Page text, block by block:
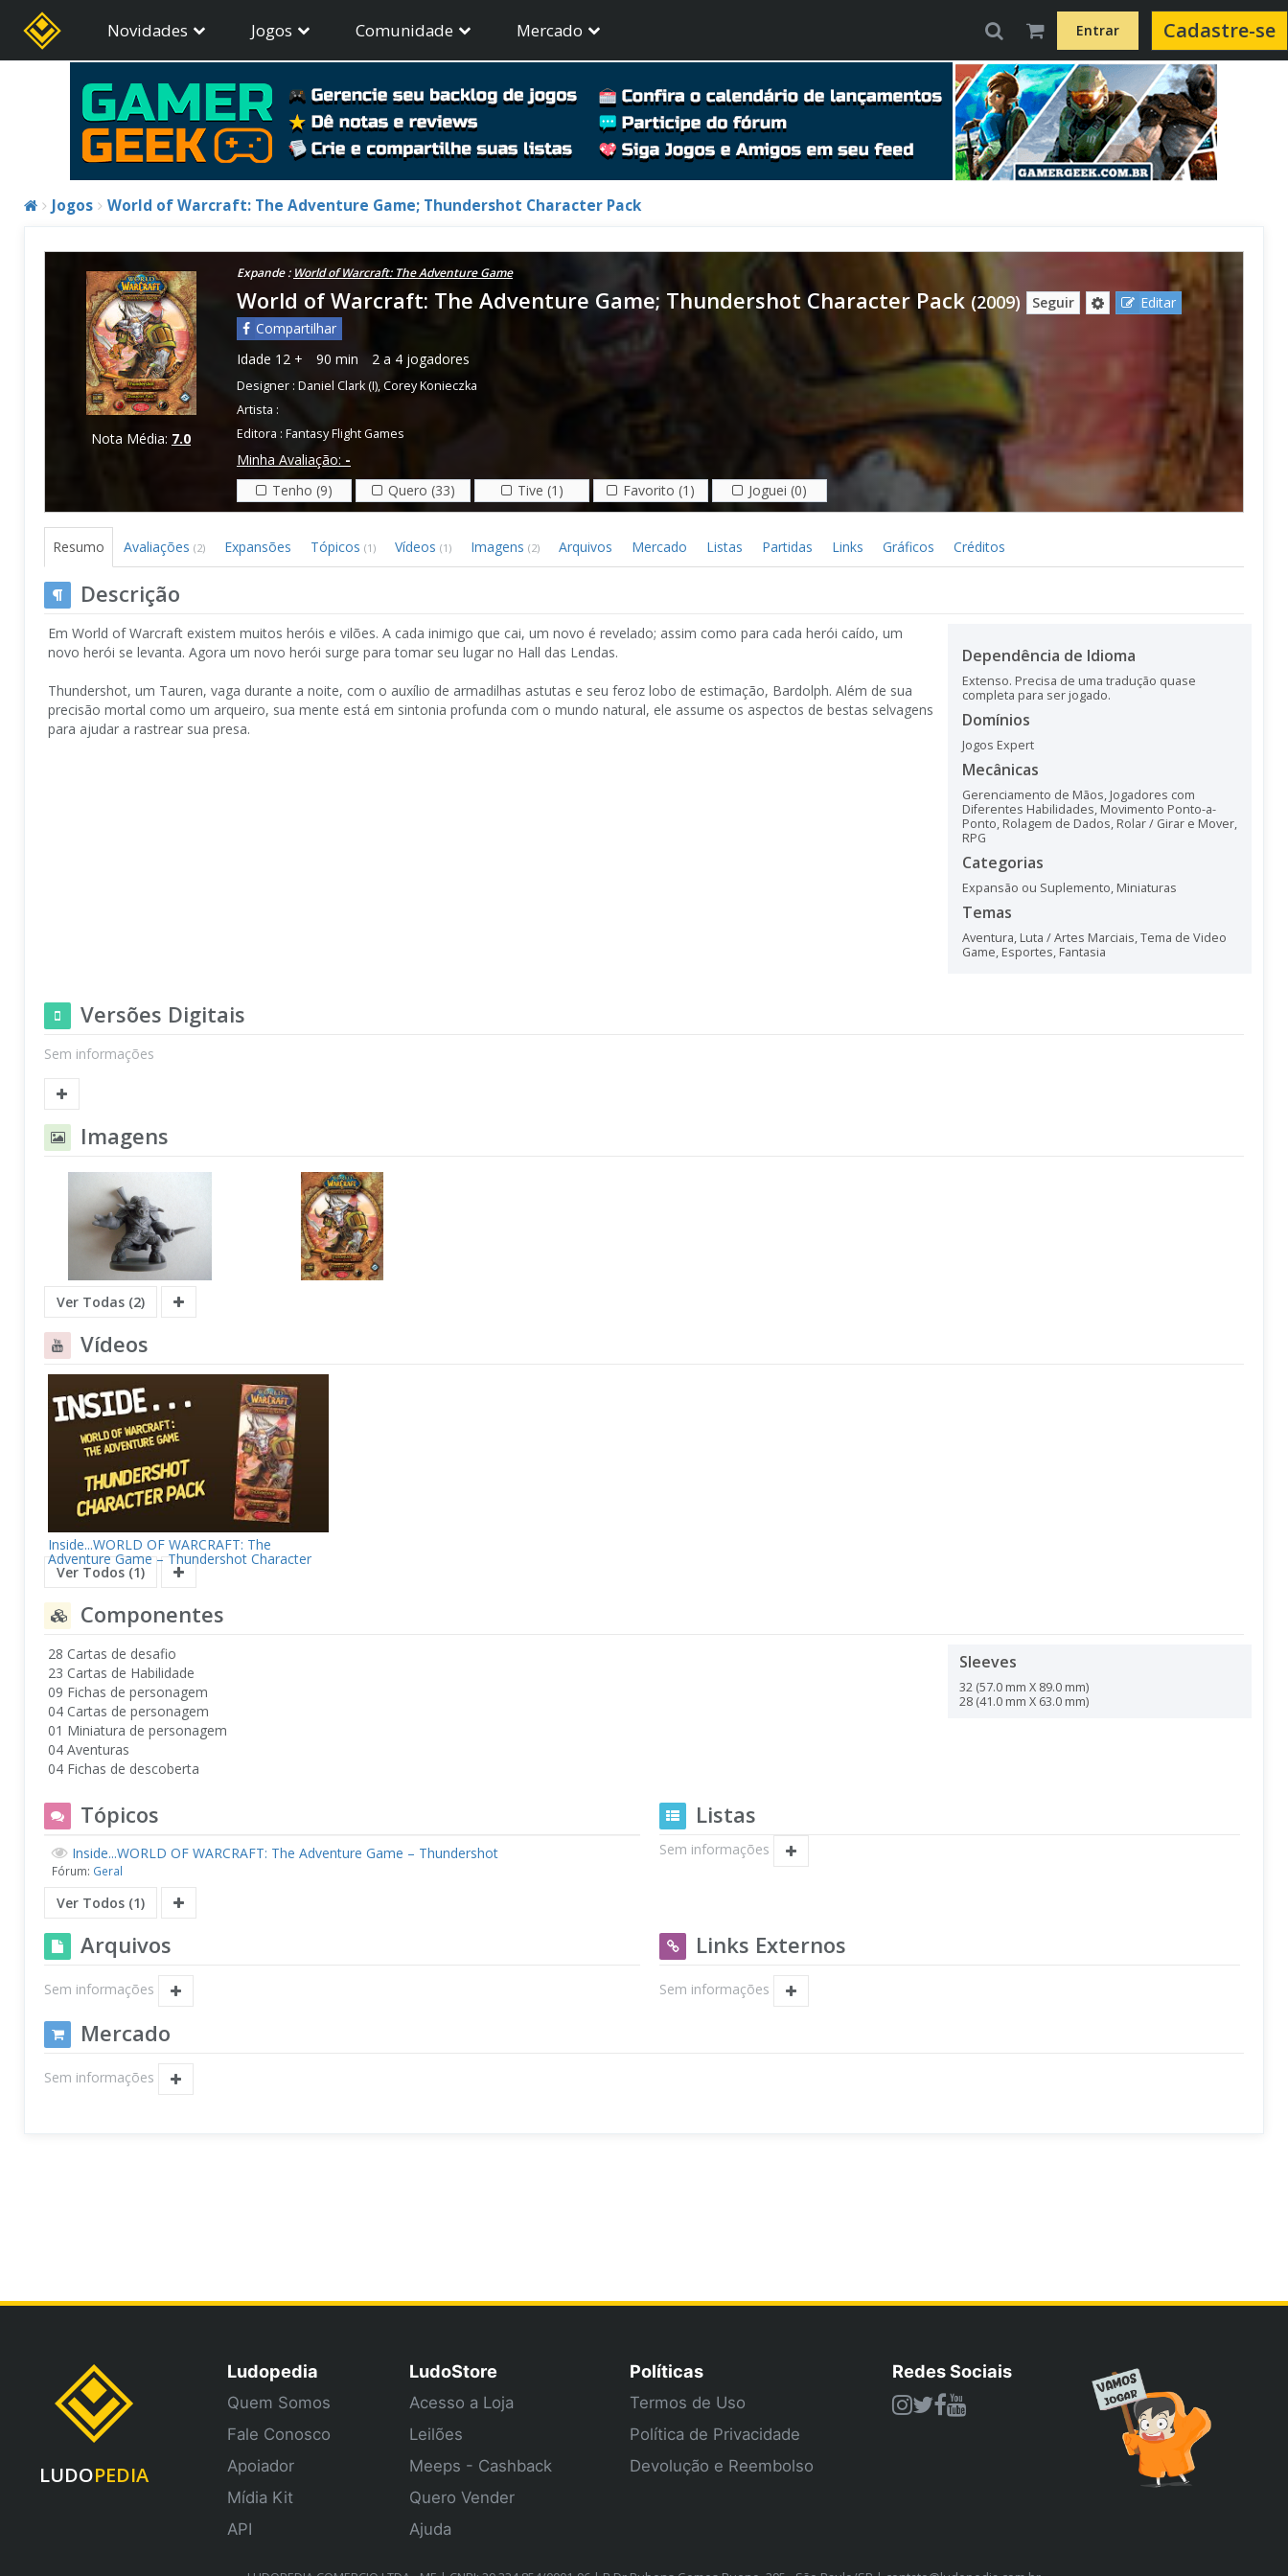
Novidades Jogos Comunidade Mercado Entrar Cadastre-se
Jogos World of Warcraft: The Adventure Game; Thundershot Character Pack
Nota Média: 7.0
Expande : World of Warcraft: The Adventure Game
World of Warcraft: The Adventure Game; Thundershot Character Pack (2009) Seguir
Editar
Compartilhar
Idade 12 + 90 min 2 a 4 jogadores
Designer : Daniel Clark (I),Corey Konieczka
Artista :
Editora : Fantasy Flight Games
Minha Avaliação: -
Tenho (9)
Quero (33) Tive (1) Favorito (1) Joguei (0)
Resumo Avaliações (2) Expansões Tópicos (1) Vídeos (1) Imagens (2) Arquivos Mercado Listas Partidas Links Gráficos Créditos
Descrição
Em World of Warcraft existem muitos heróis e vilões. A cada inimigo que cai, um novo é revelado; assim como para cada herói caído, um
novo herói se levanta. Agora um novo herói surge para tomar seu lugar no Hall das Lendas.
Thundershot, um Tauren, vaga durante a noite, com o auxílio de armadilhas astutas e seu feroz lobo de estimação, Bardolph. Além de sua
precisão mortal como um arqueiro, sua mente está em sintonia profunda com o mundo natural, ele assume os aspectos de bestas selvagens
para ajudar a rastrear sua presa.
Dependência de Idioma
Extenso. Precisa de uma tradução quase
completa para ser jogado.
Domínios
Jogos Expert
Mecânicas
Gerenciamento de Mãos, Jogadores com
Diferentes Habilidades, Movimento Ponto-a-
Ponto, Rolagem de Dados, Rolar / Girar e Mover,
RPG
Categorias
Expansão ou Suplemento, Miniaturas
Temas
Aventura, Luta / Artes Marciais,Tema de Video
Game, Esportes, Fantasia
Versões Digitais
Sem informações
Imagens
Ver Todas (2)
Vídeos
Inside...WORLD OF WARCRAFT: The
Adventure Game – Thundershot Character
Pack (4K60fps)
Ver Todos (1)
Componentes
28 Cartas de desafio
23 Cartas de Habilidade
09 Fichas de personagem
04 Cartas de personagem
01 Miniatura de personagem
04 Aventuras
04 Fichas de descoberta
Sleeves
32 (57.0 mm X 89.0 mm)
28 (41.0 mm X 63.0 mm)
Tópicos
Inside...WORLD OF WARCRAFT: The Adventure Game – Thundershot
Fórum: Geral
Ver Todos (1)
Listas
Sem informações
Arquivos
Sem informações
Links Externos
Sem informações
Mercado
Sem informações
LUDOPEDIA
Ludopedia
Quem Somos
Fale Conosco
Apoiador
Mídia Kit
API
LudoStore
Acesso a Loja
Leilões
Meeps - Cashback
Quero Vender
Ajuda
Políticas
Termos de Uso
Política de Privacidade
Devolução e Reembolso
Redes Sociais